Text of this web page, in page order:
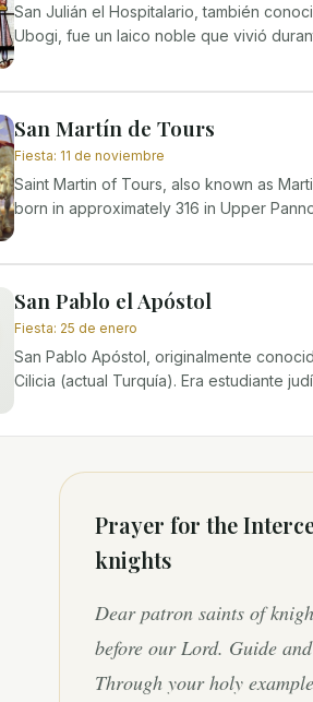
San Julián el Hospitalario, también
Ubogi, fue un laico noble que vivió
San Martín de Tours
Fiesta: 11 de noviembre
Saint Martin of Tours, also known as
born in approximately 316 in Upper
San Pablo el Apóstol
Fiesta: 25 de enero
San Pablo Apóstol, originalmente
Cilicia (actual Turquía). Era estudiante
Prayer for the
knights
Dear patron saints of
before our Lord. Guide
Through your holy